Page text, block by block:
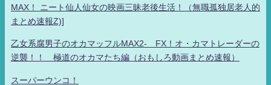
MAX！ ニート仙人仙女の映画三昧老後生活！（無職孤独居老人的
まとめ速報Z)]
乙女系腐男子のオカマッフルMAX2- FX！オ・カマトレーダーの
逆襲！！ 極道のオカマたち編（おもしろ動画まとめ速報）
スーパーウンコ！